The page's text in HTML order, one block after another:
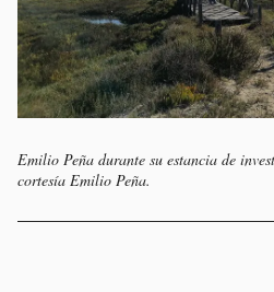
Emilio Peña durante su estancia de
cortesía Emilio Peña.